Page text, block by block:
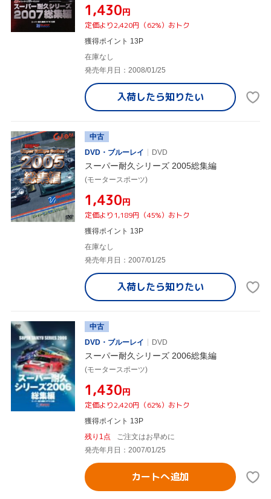
¥1,430円
定価より2,420円（62%）おトク
獲得ポイント 13P
在庫なし
発売年月日：2008/01/25
入荷したら知りたい
中古
DVD・ブルーレイ
DVD
スーパー耐久シリーズ 2005総集編
(モータースポーツ)
¥1,430円
定価より1,189円（45%）おトク
獲得ポイント 13P
在庫なし
発売年月日：2007/01/25
入荷したら知りたい
中古
DVD・ブルーレイ
DVD
スーパー耐久シリーズ 2006総集編
(モータースポーツ)
¥1,430円
定価より2,420円（62%）おトク
獲得ポイント 13P
残り1点
ご注文はお早めに
発売年月日：2007/01/25
カートへ追加